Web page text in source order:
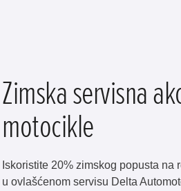
Zimska servisna
motocikle
Iskoristite 20% zimskog popusta
u ovlašćenom servisu Delta